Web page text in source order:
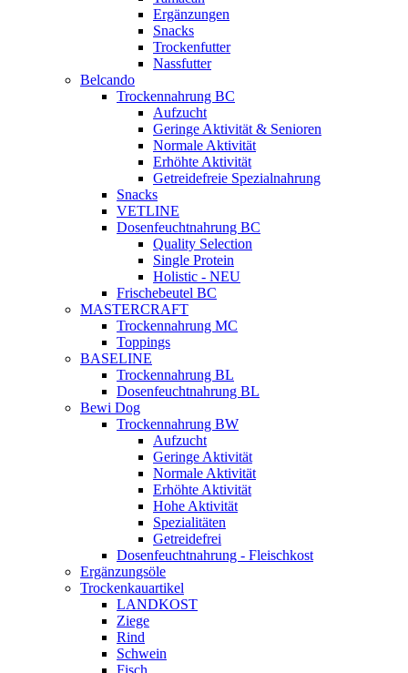
Ergänzungen
Snacks
Trockenfutter
Nassfutter
Belcando
Trockennahrung BC
Aufzucht
Geringe Aktivität & Senioren
Normale Aktivität
Erhöhte Aktivität
Getreidefreie Spezialnahrung
Snacks
VETLINE
Dosenfeuchtnahrung BC
Quality Selection
Single Protein
Holistic - NEU
Frischebeutel BC
MASTERCRAFT
Trockennahrung MC
Toppings
BASELINE
Trockennahrung BL
Dosenfeuchtnahrung BL
Bewi Dog
Trockennahrung BW
Aufzucht
Geringe Aktivität
Normale Aktivität
Erhöhte Aktivität
Hohe Aktivität
Spezialitäten
Getreidefrei
Dosenfeuchtnahrung - Fleischkost
Ergänzungsöle
Trockenkauartikel
LANDKOST
Ziege
Rind
Schwein
Fisch